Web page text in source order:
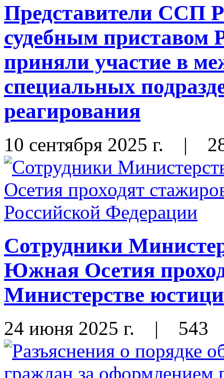
Представители ССП
судебным
приняли участие в
специальных
реагирования
10 сентября 2025 г. |
Сотрудники
Южная Осетия
Министерстве
24 июня 2025 г. | 543